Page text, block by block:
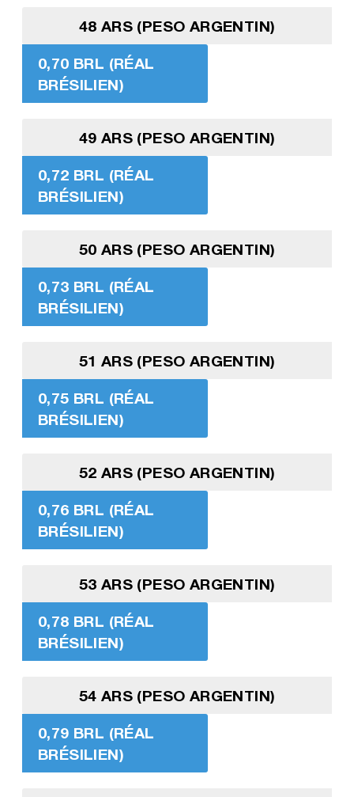
48 ARS (PESO ARGENTIN)
0,70 BRL (RÉAL
BRÉSILIEN)
49 ARS (PESO ARGENTIN)
0,72 BRL (RÉAL
BRÉSILIEN)
50 ARS (PESO ARGENTIN)
0,73 BRL (RÉAL
BRÉSILIEN)
51 ARS (PESO ARGENTIN)
0,75 BRL (RÉAL
BRÉSILIEN)
52 ARS (PESO ARGENTIN)
0,76 BRL (RÉAL
BRÉSILIEN)
53 ARS (PESO ARGENTIN)
0,78 BRL (RÉAL
BRÉSILIEN)
54 ARS (PESO ARGENTIN)
0,79 BRL (RÉAL
BRÉSILIEN)